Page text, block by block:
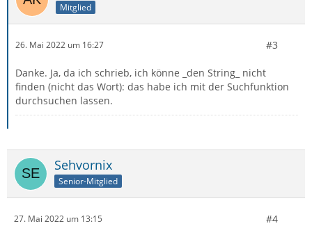
Mitglied
26. Mai 2022 um 16:27 #3
Danke. Ja, da ich schrieb, ich könne _den String_ nicht
finden (nicht das Wort): das habe ich mit der Suchfunktion
durchsuchen lassen.
Sehvornix
Senior-Mitglied
27. Mai 2022 um 13:15 #4